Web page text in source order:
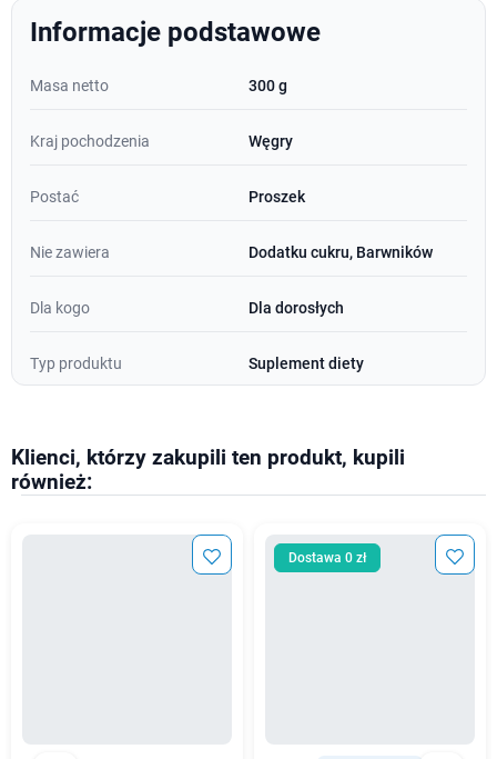
Informacje podstawowe
Masa netto 300 g
Kraj pochodzenia Węgry
Postać Proszek
Nie zawiera Dodatku cukru, Barwników
Dla kogo Dla dorosłych
Typ produktu Suplement diety
Klienci, którzy zakupili ten produkt, kupili
również:
Dostawa 0 zł